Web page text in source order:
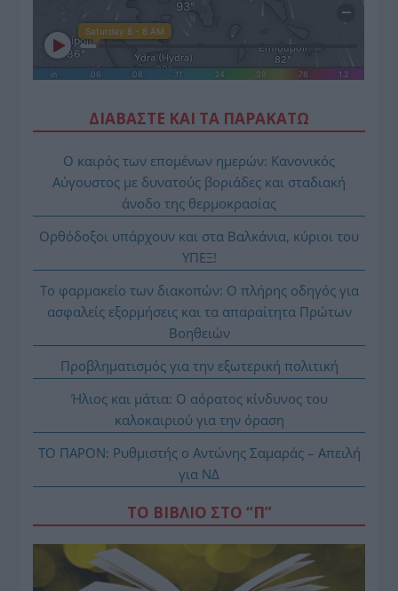
ΔΙΑΒΑΣΤΕ ΚΑΙ ΤΑ ΠΑΡΑΚΑΤΩ
Ο καιρός των επομένων ημερών: Κανονικός
Αύγουστος με δυνατούς βοριάδες και σταδιακή
άνοδο της θερμοκρασίας
Ορθόδοξοι υπάρχουν και στα Βαλκάνια, κύριοι του
ΥΠΕΞ!
Το φαρμακείο των διακοπών: Ο πλήρης οδηγός για
ασφαλείς εξορμήσεις και τα απαραίτητα Πρώτων
Βοηθειών
Προβληματισμός για την εξωτερική πολιτική
Ήλιος και μάτια: Ο αόρατος κίνδυνος του
καλοκαιριού για την όραση
ΤΟ ΠΑΡΟΝ: Ρυθμιστής ο Αντώνης Σαμαράς – Απειλή
για ΝΔ
ΤΟ ΒΙΒΛΙΟ ΣΤΟ “Π”